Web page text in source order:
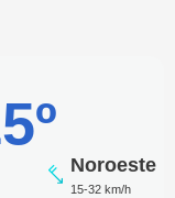
Noroeste
15-32 km/h